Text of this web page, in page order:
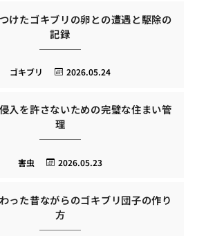
けたゴキブリの卵との遭遇と駆除の
記録
2026.05.24
ゴキブリ
入を許さないための完璧な住まい管
理
2026.05.23
害虫
った昔ながらのゴキブリ団子の作り
方